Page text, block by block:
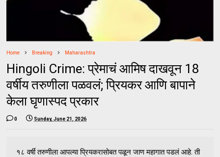
Home Breaking Maharashtra
Hingoli Crime: प्रेमाचं आमिष दाखवून 18
वर्षीय तरुणीला पळवलं; प्रियकर आणि बापाने
केला घृणास्पद प्रकार
0 Sunday, June 21, 2026
१८ वर्षी तरुणीला आपल्या प्रियकरासोबत पळून जाण महागात पडलं आहे. ती